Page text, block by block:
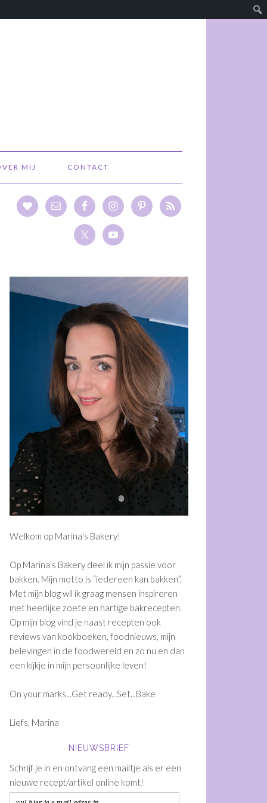
MIJ CONTACT
Welkom op Marina's Bakery!
Op Marina's Bakery deel ik mijn passie voor
bakken. Mijn motto is “iedereen kan bakken”.
Met mijn blog wil ik graag mensen inspireren
met heerlijke zoete en hartige bakrecepten.
Op mijn blog vind je naast recepten ook
reviews van kookboeken, foodnieuws, mijn
belevingen in de foodwereld en zo nu en dan
een kijkje in mijn persoonlijke leven!
On your marks...Get ready...Set...Bake
Liefs, Marina
NIEUWSBRIEF
Schrijf je in en ontvang een mailtje als er een
nieuwe recept/artikel online komt!
vul